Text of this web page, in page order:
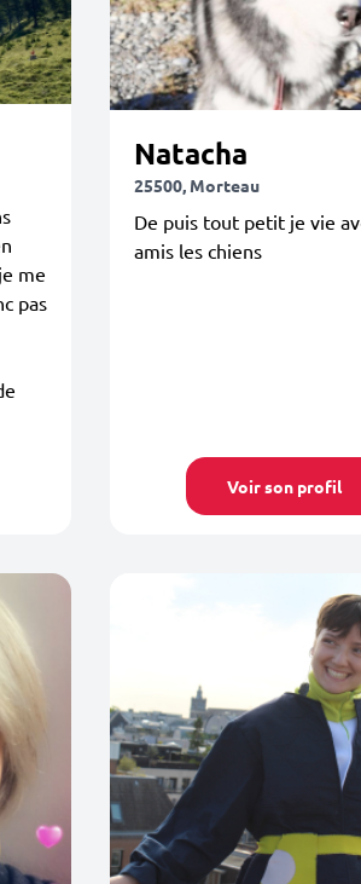
me
pas
Natacha
25500, Morteau
De puis tout petit je vie
amis les chiens
Voir son profil